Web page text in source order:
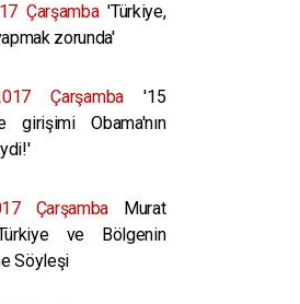
Çarşamba'Türkiye,
zorunda'
Çarşamba'15
girişimi Obama'nın
Çarşamba Murat
ve Bölgenin
Söyleşi